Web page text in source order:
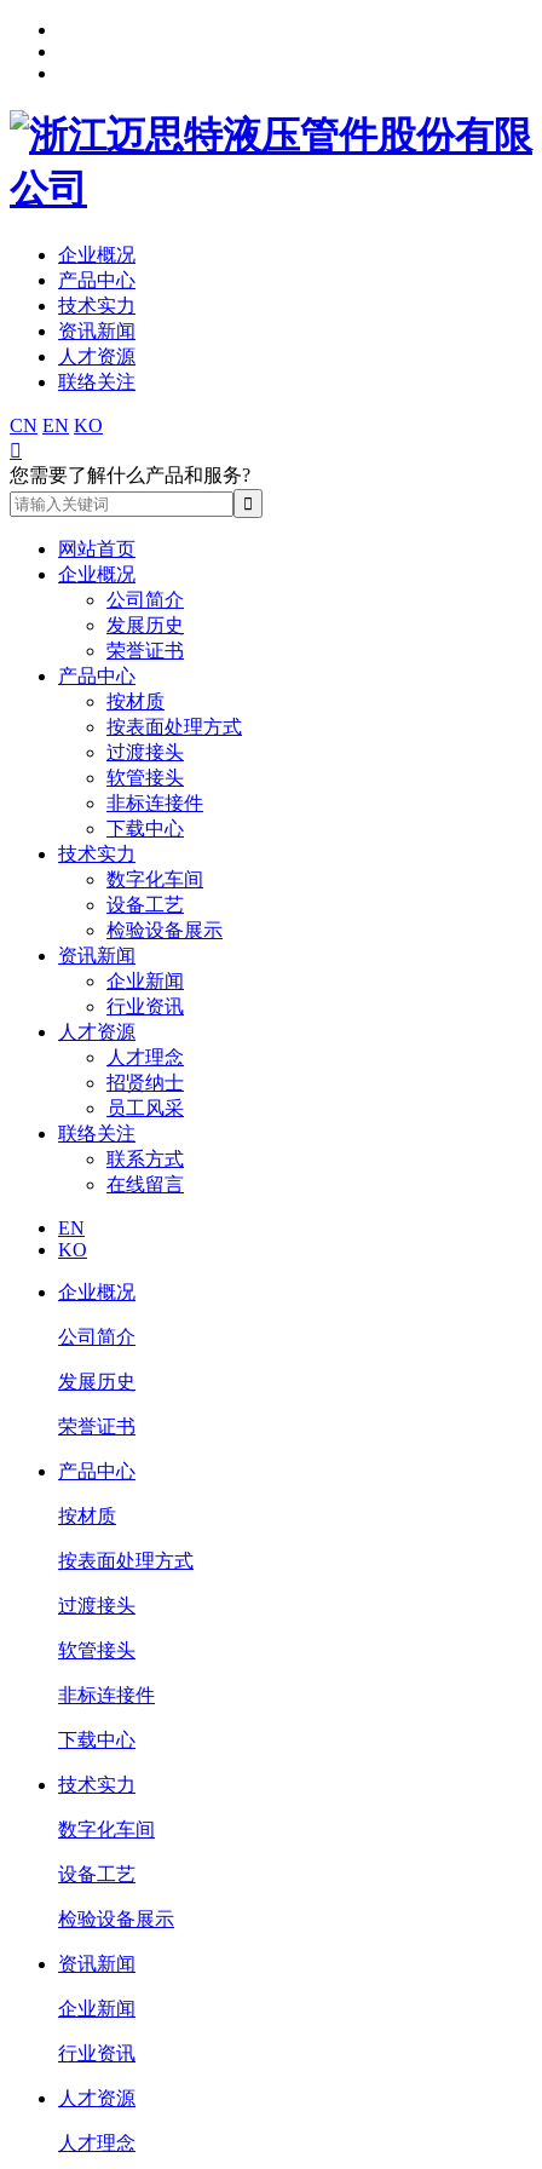
企业概况
产品中心
技术实力
资讯新闻
人才资源
联络关注
CN EN KO

您需要了解什么产品和服务?
网站首页
企业概况
公司简介
发展历史
荣誉证书
产品中心
按材质
按表面处理方式
过渡接头
软管接头
非标连接件
下载中心
技术实力
数字化车间
设备工艺
检验设备展示
资讯新闻
企业新闻
行业资讯
人才资源
人才理念
招贤纳士
员工风采
联络关注
联系方式
在线留言
EN
KO
企业概况
公司简介
发展历史
荣誉证书
产品中心
按材质
按表面处理方式
过渡接头
软管接头
非标连接件
下载中心
技术实力
数字化车间
设备工艺
检验设备展示
资讯新闻
企业新闻
行业资讯
人才资源
人才理念